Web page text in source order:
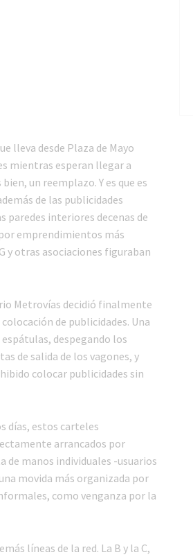
lleva desde Plaza de Mayo
mientras esperan llegar a
un reemplazo. Y es que es
de las publicidades
paredes interiores decenas de
emprendimientos más
y otras asociaciones figuraban
Metrovías decidió finalmente
de publicidades. Una
despegando los
de salida de los vagones, y
colocar publicidades sin
días, estos carteles
arrancados por
de manos individuales -usuarios
movida más organizada por
como venganza por la
líneas de la red. La B y la C,